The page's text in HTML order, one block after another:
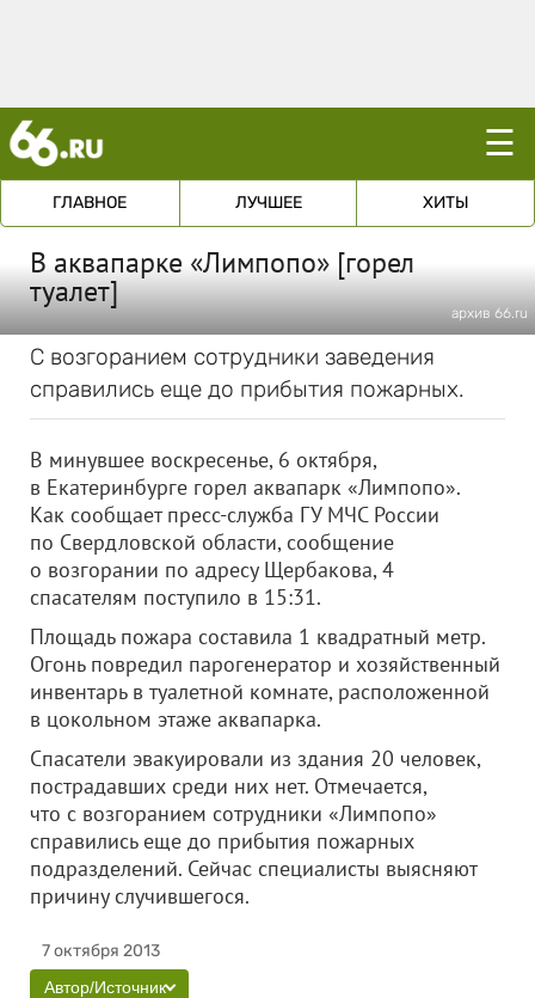
☰
ГЛАВНОЕ ЛУЧШЕЕ ХИТЫ
В аквапарке «Лимпопо» [горел
туалет]
архив 66.ru
С возгоранием сотрудники заведения
справились еще до прибытия пожарных.
В минувшее воскресенье, 6 октября,
в Екатеринбурге горел аквапарк «Лимпопо».
Как сообщает пресс-служба ГУ МЧС России
по Свердловской области, сообщение
о возгорании по адресу Щербакова, 4
спасателям поступило в 15:31.
Площадь пожара составила 1 квадратный метр.
Огонь повредил парогенератор и хозяйственный
инвентарь в туалетной комнате, расположенной
в цокольном этаже аквапарка.
Спасатели эвакуировали из здания 20 человек,
пострадавших среди них нет. Отмечается,
что с возгоранием сотрудники «Лимпопо»
справились еще до прибытия пожарных
подразделений. Сейчас специалисты выясняют
причину случившегося.
7 октября 2013
Автор/Источник